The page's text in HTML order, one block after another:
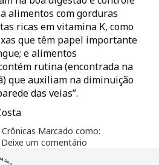
alimentos com gorduras
ricas em vitamina K, como
que têm papel importante
e alimentos
rutina (encontrada na
que auxiliam na diminuição
das veias”.
Marcado como:
Deixe um comentário